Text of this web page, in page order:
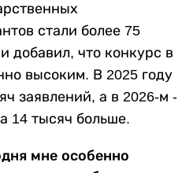
стали более 75
добавил, что конкурс в
высоким. В 2025 году
заявлений, а в 2026-м -
14 тысяч больше.
мне особенно